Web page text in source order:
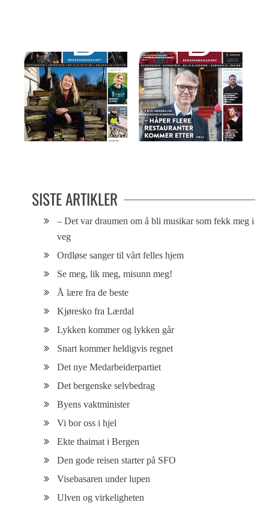
SISTE ARTIKLER
– Det var draumen om å bli musikar som fekk meg i
veg
Ordløse sanger til vårt felles hjem
Se meg, lik meg, misunn meg!
Å lære fra de beste
Kjøresko fra Lærdal
Lykken kommer og lykken går
Snart kommer heldigvis regnet
Det nye Medarbeiderpartiet
Det bergenske selvbedrag
Byens vaktminister
Vi bor oss i hjel
Ekte thaimat i Bergen
Den gode reisen starter på SFO
Visebasaren under lupen
Ulven og virkeligheten